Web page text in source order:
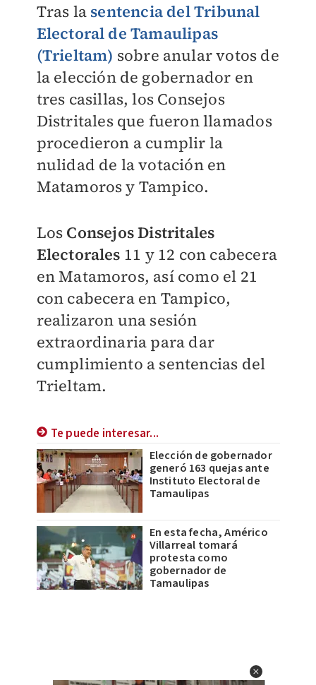
Tras la sentencia del Tribunal
Electoral de Tamaulipas
(Trieltam) sobre anular votos de
la elección de gobernador en
tres casillas, los Consejos
Distritales que fueron llamados
procedieron a cumplir la
nulidad de la votación en
Matamoros y Tampico.
Los Consejos Distritales
Electorales 11 y 12 con cabecera
en Matamoros, así como el 21
con cabecera en Tampico,
realizaron una sesión
extraordinaria para dar
cumplimiento a sentencias del
Trieltam.
Te puede interesar...
Elección de gobernador
generó 163 quejas ante
Instituto Electoral de
Tamaulipas
En esta fecha, Américo
Villarreal tomará
protesta como
gobernador de
Tamaulipas